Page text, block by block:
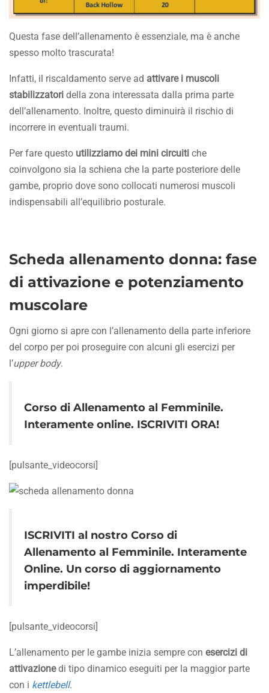
Questa fase dell’allenamento è essenziale, ma è anche
spesso molto trascurata!
Infatti, il riscaldamento serve ad attivare i muscoli
stabilizzatori della zona interessata dalla prima parte
dell’allenamento. Inoltre, questo diminuirà il rischio di
incorrere in eventuali traumi.
Per fare questo utilizziamo dei mini circuiti che
coinvolgono sia la schiena che la parte posteriore delle
gambe, proprio dove sono collocati numerosi muscoli
indispensabili all’equilibrio posturale.
Scheda allenamento donna: fase
di attivazione e potenziamento
muscolare
Ogni giorno si apre con l’allenamento della parte inferiore
del corpo per poi proseguire con alcuni gli esercizi per
l’upper body.
Corso di Allenamento al Femminile.
Interamente online. ISCRIVITI ORA!
[pulsante_videocorsi]
ISCRIVITI al nostro Corso di
Allenamento al Femminile. Interamente
Online. Un corso di aggiornamento
imperdibile!
[pulsante_videocorsi]
L’allenamento per le gambe inizia sempre con esercizi di
attivazionedi tipo dinamico eseguiti per la maggior parte
con i kettlebell.